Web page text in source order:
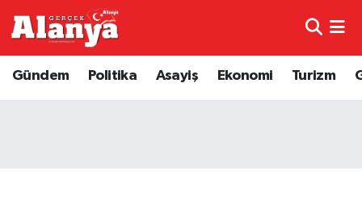
Gündem Politika Asayiş Ekonomi Turizm
Genel
Trafik Durumu